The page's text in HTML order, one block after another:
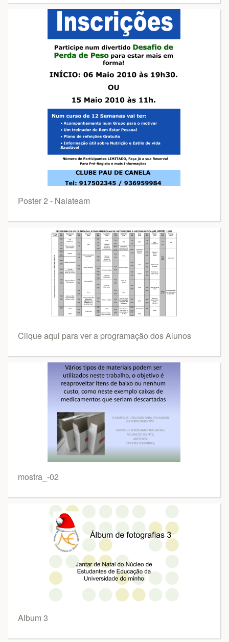
Poster 2 - Nalateam
Clique aqui para ver a programação dos Alunos
mostra_-02
Album 3